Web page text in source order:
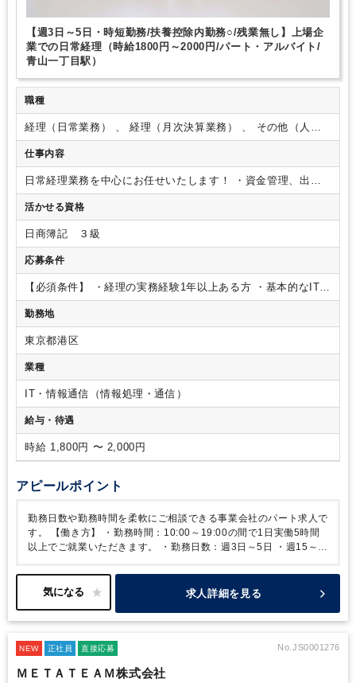
【週3日～5日・時短勤務/扶養控除内勤務○/残業無し】上場企
業での日常経理（時給1800円～2000円/パート・アルバイト/
青山一丁目駅）
職種
経理（日常業務） 、 経理（月次決算業務） 、 その他（人
事・総務）
仕事内容
日常経理業務を中心にお任せいたします！
・資金管理、出納
業務・発注先への振込業務・売掛金、債権残高確認業務・経
費精算チェック
を使用しています。
他の業務もお任せすることがありますが、ご経験やご希望に合
わせてお任せいたしますのでご安心ください。
のため、幅広く業務に携わることも可能です◎
活かせる資格
日商簿記 ３級
応募条件
【必須条件】 ・経理の実務経験1年以上ある方 ・基本的なITリ
テラシー（社内ではどの部署でもITツールを活用しておりま
す）
勤務地
東京都港区
業種
IT・情報通信（情報処理・通信）
給与・待遇
時給 1,800円 〜 2,000円
アピールポイント
勤務日数や勤務時間を柔軟にご相談できる事業会社のパート求人で
す。
【働き方】
・勤務時間：10:00～19:00の間で1日実働5時間
以上でご就業いただきます。
・勤務日数：週3日～5日
・週15～
談可能です）※もちろん、週30時間などそれ以上の就業のご希望
ございましたらご調整可能ですので、お気軽にご相談ください。
能） 【職場雰囲気】・年齢層も40代・50代と落ち着いており、落
らっしゃり、丁寧に教えていただけます。
・席は固定席です。
求人詳細を見る
NEW 正社員 直接応募 No.JS0001276
ＭＥＴＡＴＥＡＭ株式会社